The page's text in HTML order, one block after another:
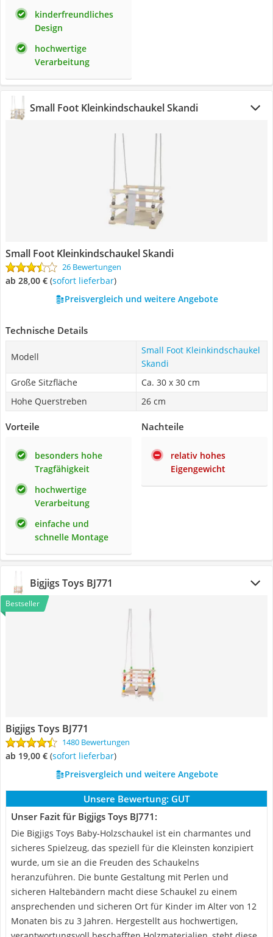
kinderfreundliches
Design
hochwertige
Verarbeitung
Small Foot Kleinkindschaukel Skandi
Small Foot Kleinkindschaukel Skandi
26 Bewertungen
ab 28,00 € ( Sofort lieferbar)
Preisvergleich und weitere Angebote
Technische Details
Modell
Small Foot Kleinkindschaukel
Skandi
Große Sitzfläche
Ca. 30 x 30 cm
Hohe Querstreben
26 cm
Vorteile
besonders hohe
Tragfähigkeit
hochwertige
Verarbeitung
einfache und
schnelle Montage
Nachteile
relativ hohes
Eigengewicht
Bigjigs Toys BJ771
Bestseller
Bigjigs Toys BJ771
1480 Bewertungen
ab 19,00 € ( Sofort lieferbar)
Preisvergleich und weitere Angebote
Unsere Bewertung: GUT
Unser Fazit für Bigjigs Toys BJ771:
Die Bigjigs Toys Baby-Holzschaukel ist ein charmantes und
sicheres Spielzeug, das speziell für die Kleinsten konzipiert
wurde, um sie an die Freuden des Schaukelns
heranzuführen. Die bunte Gestaltung mit Perlen und
sicheren Haltebändern macht diese Schaukel zu einem
ansprechenden und sicheren Ort für Kinder im Alter von 12
Monaten bis zu 3 Jahren. Hergestellt aus hochwertigen,